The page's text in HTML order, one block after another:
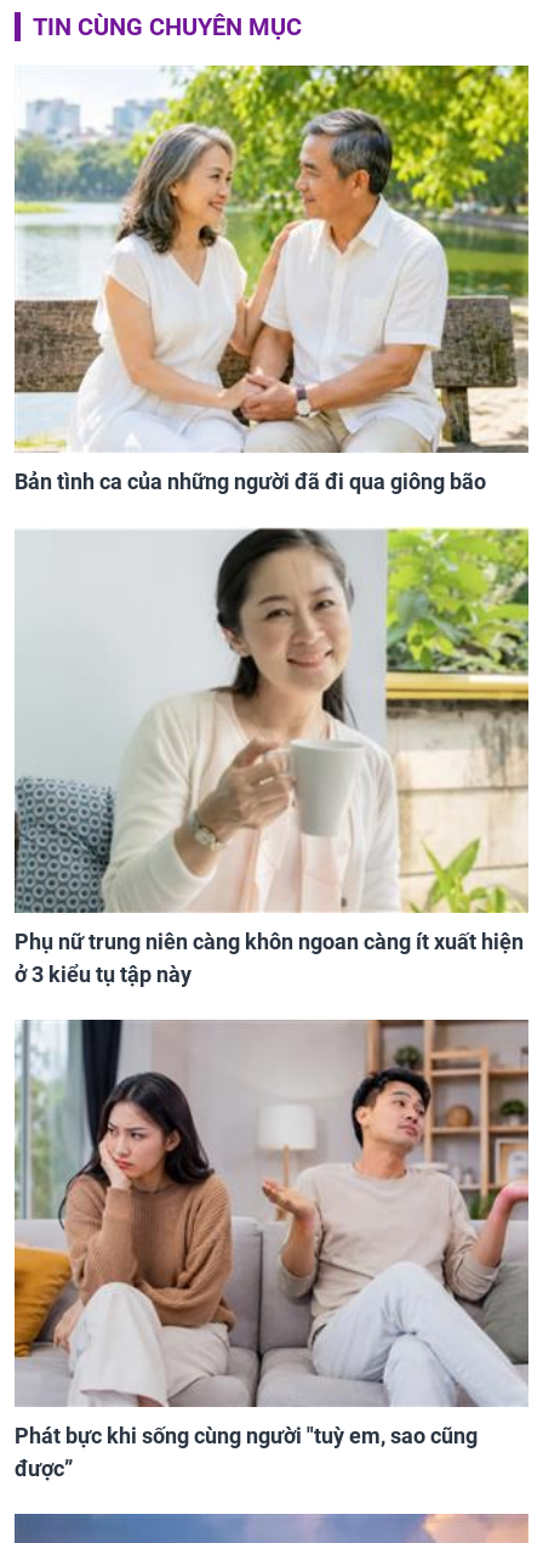
TIN CÙNG CHUYÊN MỤC
Bản tình ca của những người đã đi qua giông bão
Phụ nữ trung niên càng khôn ngoan càng ít xuất hiện
ở 3 kiểu tụ tập này
Phát bực khi sống cùng người "tuỳ em, sao cũng
được”